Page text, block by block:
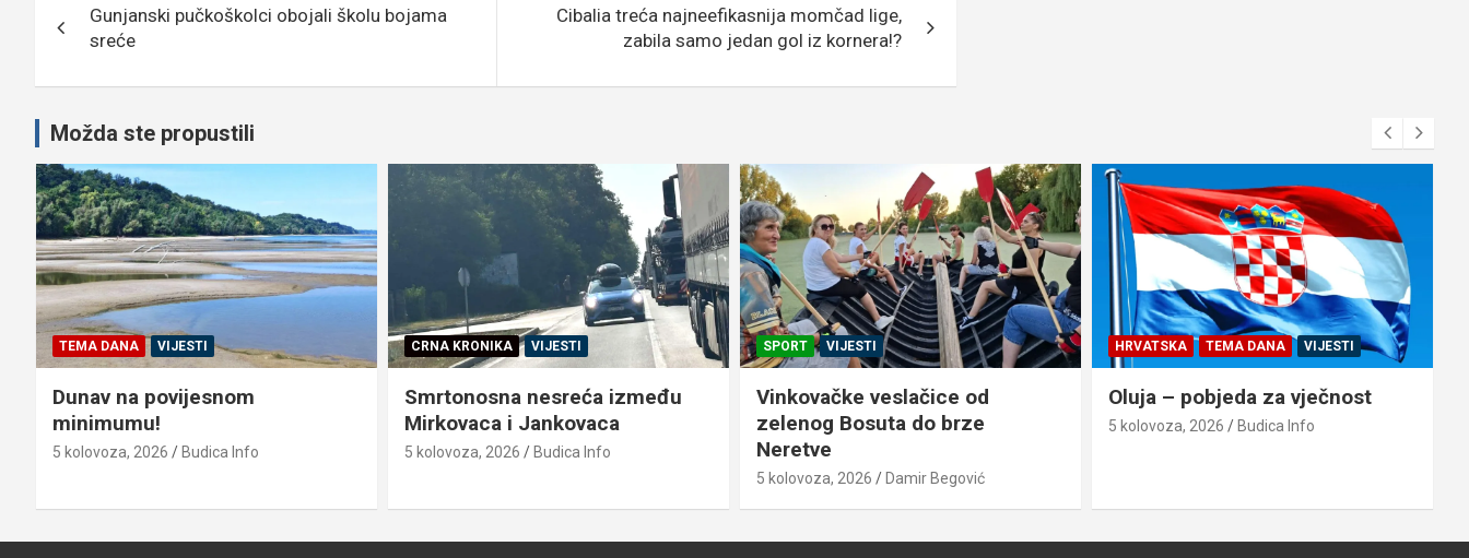
objava
Gunjanski pučkoškolci obojali školu bojama
sreće
Cibalia treća najneefikasnija momčad lige,
zabila samo jedan gol iz kornera!?
Možda ste propustili
TEMA DANA VIJESTI
Dunav na povijesnom
minimumu!
5 kolovoza, 2026 Budica Info
CRNA KRONIKA VIJESTI
Smrtonosna nesreća između
Mirkovaca i Jankovaca
5 kolovoza, 2026 Budica Info
SPORT VIJESTI
Vinkovačke veslačice od
zelenog Bosuta do brze
Neretve
5 kolovoza, 2026 Damir Begović
HRVATSKA TEMA DANA VIJESTI
Oluja – pobjeda za vječnost
5 kolovoza, 2026 Budica Info